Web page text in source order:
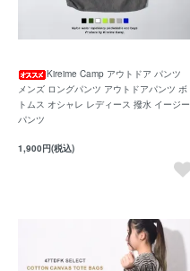
Kireime Camp アウトドア パンツ
メンズ ロングパンツ アウトドアパンツ ボ
トムス オシャレ レディース 撥水 イージー
パンツ
1,900円(税込)